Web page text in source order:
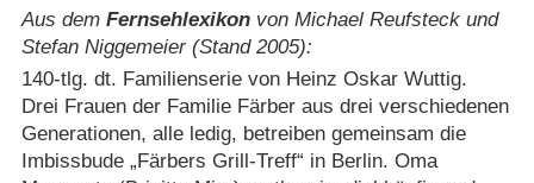
Aus dem Fernsehlexikonvon Michael Reufsteck und
Stefan Niggemeier (Stand 2005):
140-tlg. dt. Familienserie von Heinz Oskar Wuttig.
Drei Frauen der Familie Färber aus drei verschiedenen
Generationen, alle ledig, betreiben gemeinsam die
Imbissbude „Färbers Grill-Treff“ in Berlin. Oma